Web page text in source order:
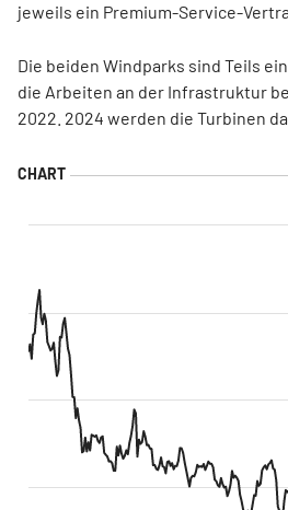
jeweils ein Premium-Service-
Die beiden Windparks sind Teils
die Arbeiten an der Infrastruktur
2022. 2024 werden die Turbinen